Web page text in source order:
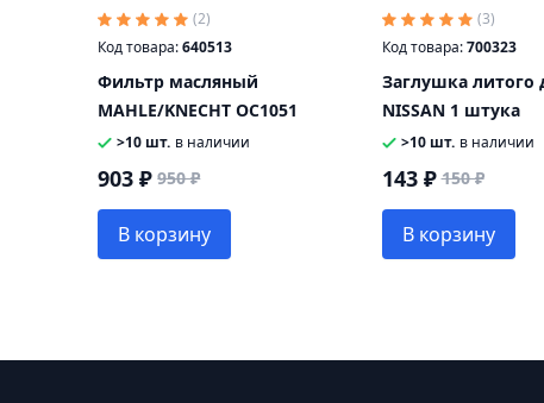
(2)
Код товара:640513
Фильтр масляный
MAHLE/KNECHT OC1051
>10 шт. в наличии
903 ₽ 950 ₽
В корзину
(3)
Код товара:700323
Заглушка литого
NISSAN 1 штука
>10 шт. в наличии
143 ₽ 150 ₽
В корзину